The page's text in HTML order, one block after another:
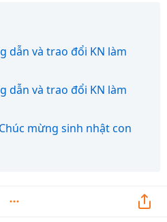
dẫn và trao đổi KN làm
dẫn và trao đổi KN làm
mừng sinh nhật con